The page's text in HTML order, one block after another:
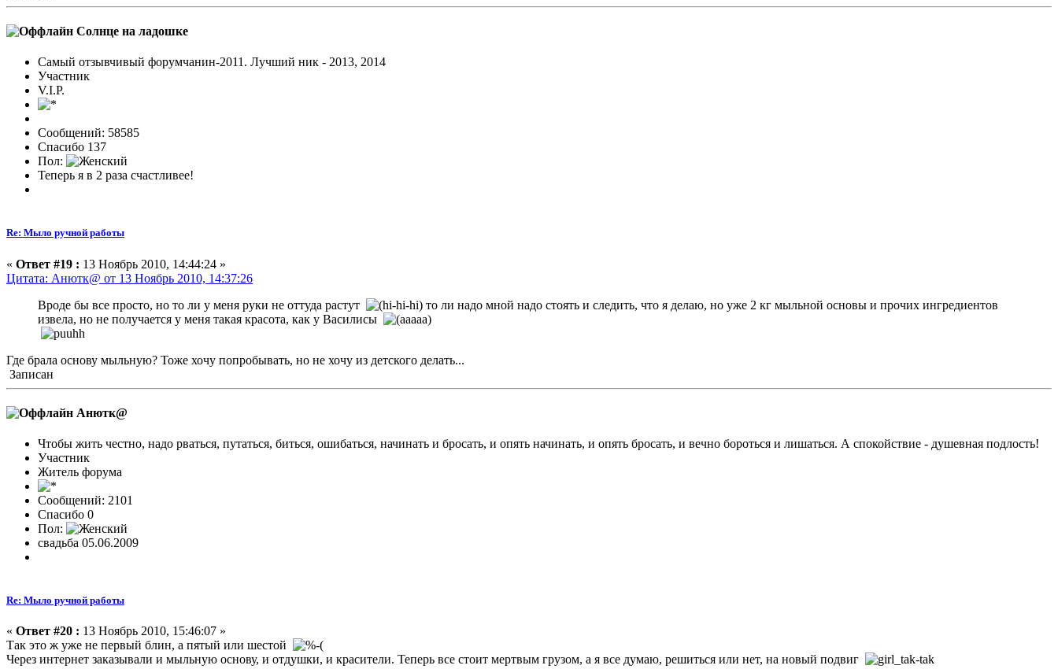
Солнце на ладошке
Самый отзывчивый форумчанин-2011. Лучший ник - 2013, 2014
Участник
V.I.P.
Сообщений: 58585
Спасибо 137
Пол:
Теперь я в 2 раза счастливее!
Re: Мыло ручной работы
« Ответ #19 : 13 Ноябрь 2010, 14:44:24 »
Цитата: Анютк@ от 13 Ноябрь 2010, 14:37:26
Вроде бы все просто, но то ли у меня руки не оттуда растут
то ли надо мной надо стоять и следить, что я делаю, но уже 2 кг мыльной основы и прочих ингредиентов
извела, но не получается у меня такая красота, как у Василисы
Где брала основу мыльную? Тоже хочу попробывать, но не хочу из детского делать...
Записан
Анютк@
Чтобы жить честно, надо рваться, путаться, биться, ошибаться, начинать и бросать, и опять начинать, и опять бросать, и вечно бороться и лишаться. А спокойствие - душевная подлость!
Участник
Житель форума
Сообщений: 2101
Спасибо 0
Пол:
свадьба 05.06.2009
Re: Мыло ручной работы
« Ответ #20 : 13 Ноябрь 2010, 15:46:07 »
Так это ж уже не первый блин, а пятый или шестой
Через интернет заказывали и мыльную основу, и отдушки, и красители. Теперь все стоит мертвым грузом, а я все думаю, решиться или нет, на новый подвиг